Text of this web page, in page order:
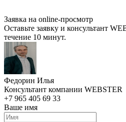
Заявка на online-просмотр
Оставьте заявку и консультант
течение 10 минут.
Федорин Илья
Консультант компании WEBSTER
+7 965 405 69 33
Ваше имя